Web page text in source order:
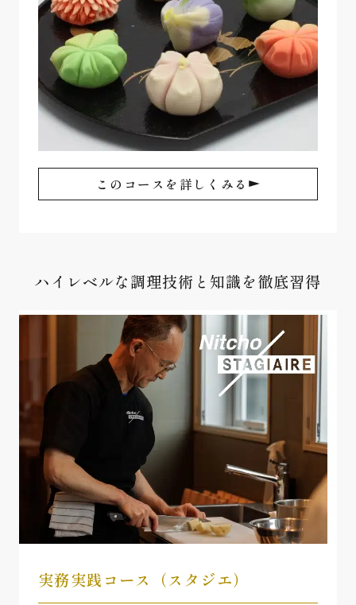
このコースを詳しくみる
ハイレベルな調理技術と知識を徹底習得
実務実践コース（スタジエ）